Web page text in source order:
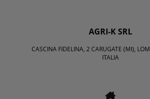
AGRI-K SRL
CASCINA FIDELINA, 2 CARUGATE (MI),
ITALIA